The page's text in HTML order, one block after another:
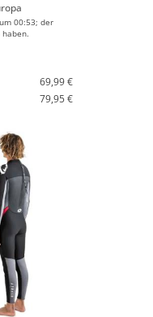
00:53; der
69,99 €
79,95 €